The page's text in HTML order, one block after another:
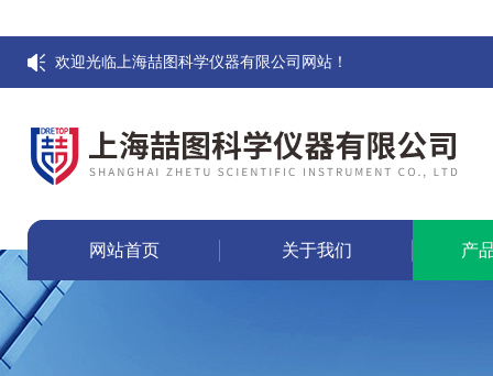
欢迎光临上海喆图科学仪器有限公司网站！
网站首页 关于我们 产